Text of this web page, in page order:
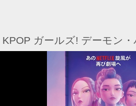
KPOP ガールズ! デーモン